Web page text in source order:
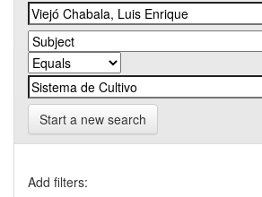
Start a new search
Add filters: